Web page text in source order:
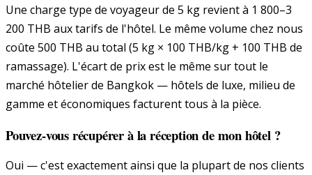
Une charge type de voyageur de 5 kg revient à 1 800–3
200 THB aux tarifs de l'hôtel. Le même volume chez nous
coûte 500 THB au total (5 kg × 100 THB/kg + 100 THB de
ramassage). L'écart de prix est le même sur tout le
marché hôtelier de Bangkok — hôtels de luxe, milieu de
gamme et économiques facturent tous à la pièce.
Pouvez-vous récupérer à la réception de mon hôtel ?
Oui — c'est exactement ainsi que la plupart de nos clients